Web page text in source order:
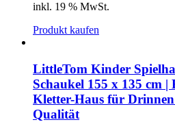
inkl. 19 % MwSt.
Produkt kaufen
LittleTom Kinder
Schaukel 155 x 135 cm
Kletter-Haus für
Qualität